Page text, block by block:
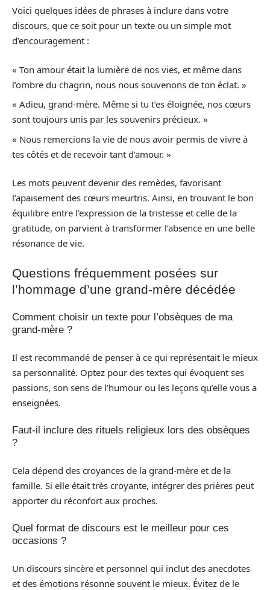
Voici quelques idées de phrases à inclure dans votre
discours, que ce soit pour un texte ou un simple mot
d’encouragement :
« Ton amour était la lumière de nos vies, et même dans
l’ombre du chagrin, nous nous souvenons de ton éclat. »
« Adieu, grand-mère. Même si tu t’es éloignée, nos cœurs
sont toujours unis par les souvenirs précieux. »
« Nous remercions la vie de nous avoir permis de vivre à
tes côtés et de recevoir tant d’amour. »
Les mots peuvent devenir des remèdes, favorisant
l’apaisement des cœurs meurtris. Ainsi, en trouvant le bon
équilibre entre l’expression de la tristesse et celle de la
gratitude, on parvient à transformer l’absence en une belle
résonance de vie.
Questions fréquemment posées sur
l’hommage d’une grand-mère décédée
Comment choisir un texte pour l’obsèques de ma
grand-mère ?
Il est recommandé de penser à ce qui représentait le mieux
sa personnalité. Optez pour des textes qui évoquent ses
passions, son sens de l’humour ou les leçons qu’elle vous a
enseignées.
Faut-il inclure des rituels religieux lors des obsèques
?
Cela dépend des croyances de la grand-mère et de la
famille. Si elle était très croyante, intégrer des prières peut
apporter du réconfort aux proches.
Quel format de discours est le meilleur pour ces
occasions ?
Un discours sincère et personnel qui inclut des anecdotes
et des émotions résonne souvent le mieux. Évitez de le